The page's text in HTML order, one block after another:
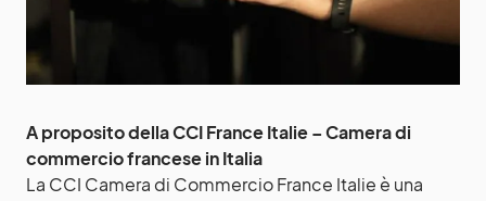
A proposito della CCI France Italie – Camera di
commercio francese in Italia
La CCI Camera di Commercio France Italie è una